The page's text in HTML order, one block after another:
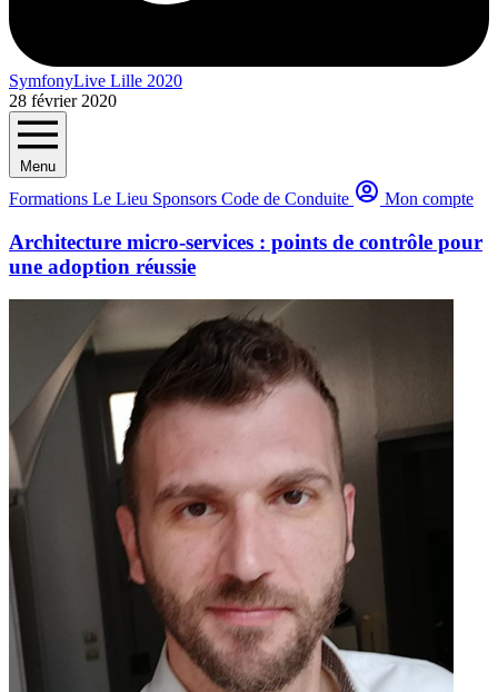
SymfonyLive Lille 2020
28 février 2020
Menu
Formations Le Lieu Sponsors Code de Conduite Mon compte
Architecture micro-services : points de contrôle pour
une adoption réussie